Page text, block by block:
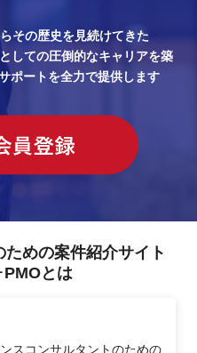
その歴史を見続けてきた
しての圧倒的なキャリアを築
ポートを全力で提供します
めの案件紹介サイト
とは
スコンサルタントのための